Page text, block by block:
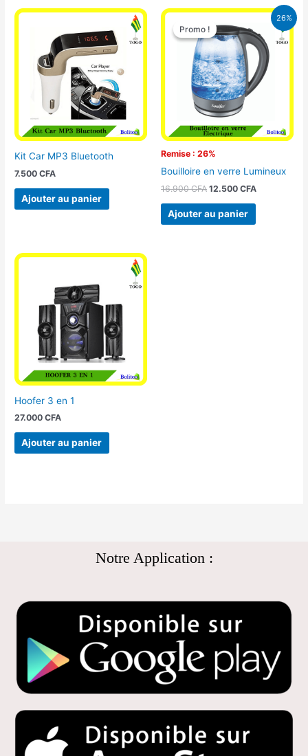
Kit Car MP3 Bluetooth
7.500CFA
Ajouter au panier
26%
Promo !
Remise : 26%
Promo !
Bouilloire en verre Lumineux
16.900CFA
Le
prix
initial
16.900 CFA.
12.500 CFA
Le
prix
actuel
est :
12.500 CFA.
Ajouter au panier
Hoofer 3 en 1
27.000CFA
Ajouter au panier
Notre Application :